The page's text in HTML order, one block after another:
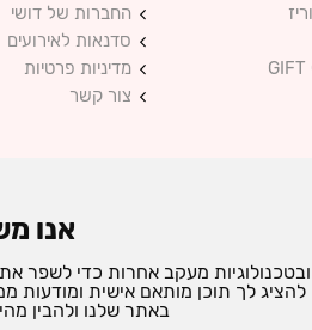
אנו
מעקב אחרות כדי לשפר
להציג לך תוכן מותאם אישית ומודעות
באתר שלנו ולהבין
GIFT
החברות של דושי
סדנאות לאירועים
מדיניות פרטיות
צור קשר